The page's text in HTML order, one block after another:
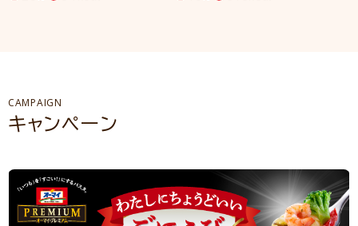
CAMPAIGN
キャンペーン